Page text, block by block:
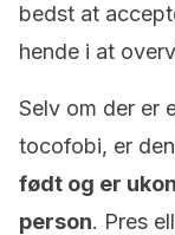
bedst at
hende i at
Selv om der er
tocofobi, er
født og er
person. Pres